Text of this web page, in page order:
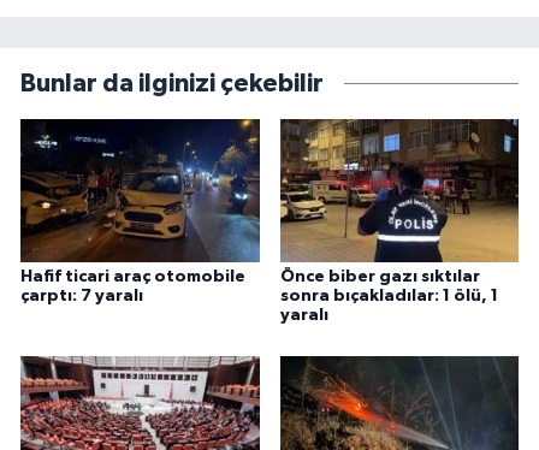
Bunlar da ilginizi çekebilir
Hafif ticari araç otomobile
çarptı: 7 yaralı
Önce biber gazı sıktılar
sonra bıçakladılar: 1 ölü, 1
yaralı